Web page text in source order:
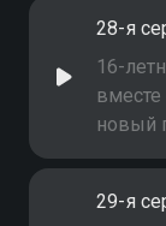
жизни!
28-я
16-
новый
29-я